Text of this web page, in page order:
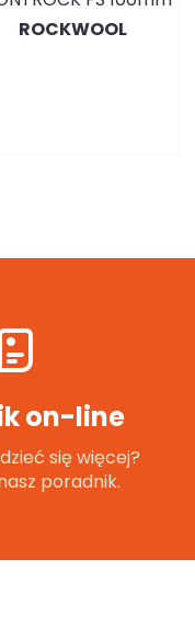
ROCKWOOL
on-line
się więcej?
poradnik.